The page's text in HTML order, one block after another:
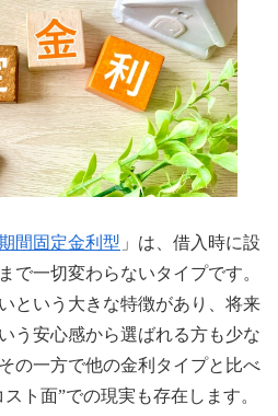
間固定金利型 」は、借入時に設
で一切変わらないタイプです。
という大きな特徴があり、将来
う安心感から選ばれる方も少な
の一方で他の金利タイプと比べ
ト面”での現実も存在します。